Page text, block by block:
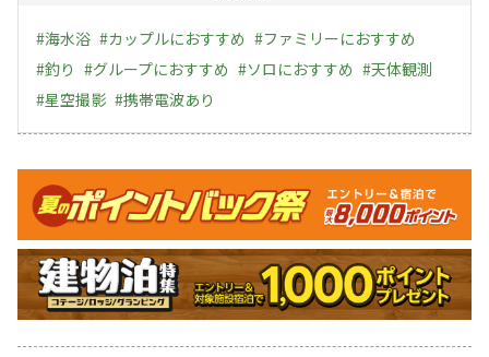
#海水浴 #カップルにおすすめ #ファミリーにおすすめ
#釣り #グループにおすすめ #ソロにおすすめ #天体観測
#星空撮影 #携帯電波あり
キャンペーン